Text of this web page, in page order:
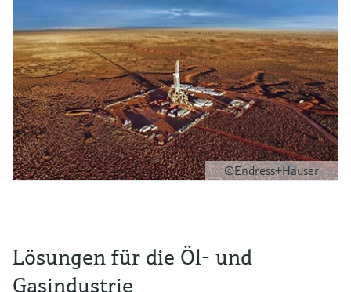
©Endress+Hauser
Lösungen für die Öl- und
Gasindustrie